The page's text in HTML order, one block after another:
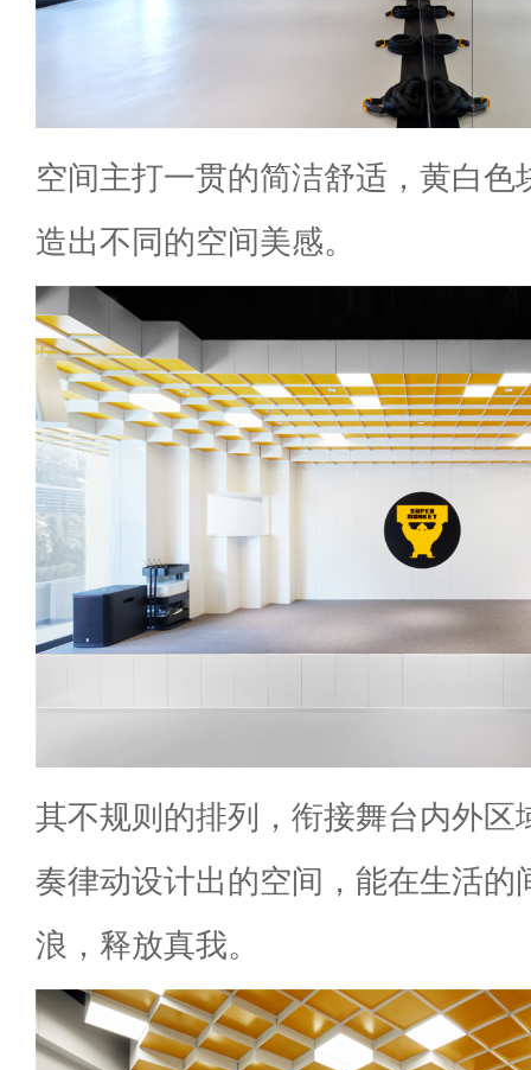
空间主打一贯的简洁舒适，黄白色
造出不同的空间美感。
其不规则的排列，衔接舞台内外区
奏律动设计出的空间，能在生活的
浪，释放真我。